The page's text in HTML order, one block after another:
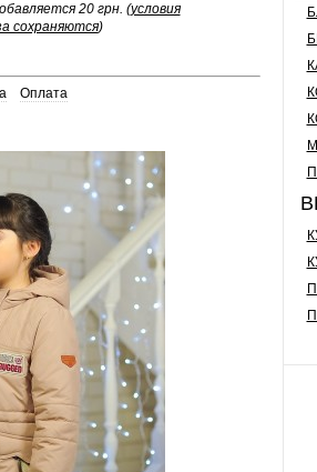
20 грн. (условия
сохраняются)
Оплата